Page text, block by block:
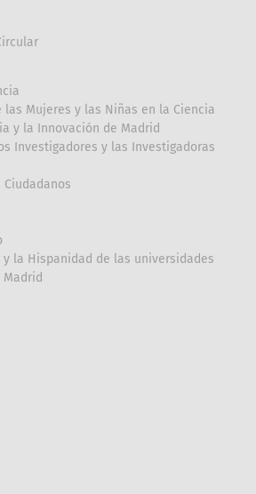
Mujeres y las Niñas en la Ciencia
y la Innovación de Madrid
Investigadores y las Investigadoras
y la Hispanidad de las universidades